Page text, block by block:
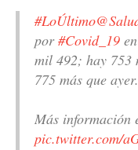
#LoÚltimo
por#Covid_19
mil 492; hay 753
775 más que ayer.
Más información
pic.twitter.com/